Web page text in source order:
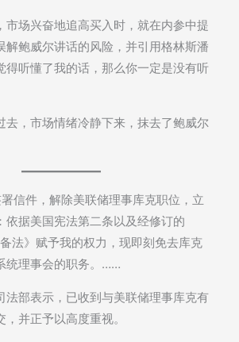
市场兴奋地追高买入时，就在内参中提
解鲍威尔讲话的风险，并引用格林斯潘
得听懂了我的话，那么你一定是没有听
去，市场情绪冷静下来，抹去了鲍威尔
信件，解除美联储理事库克职位，立
依据美国宪法第二条以及经修订的
法》赋予我的权力，现即刻免去库克
统理事会的职务。……
法部表示，已收到与美联储理事库克有
并正予以高度重视。